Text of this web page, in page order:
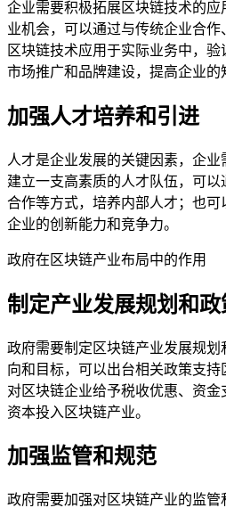
企业需要积极拓展区块链技术的
业机会，可以通过与传统企业合
区块链技术应用于实际业务中，
市场推广和品牌建设，提高企业的
加强人才培养和引进
人才是企业发展的关键因素，企业
建立一支高素质的人才队伍，可
合作等方式，培养内部人才；也
企业的创新能力和竞争力。
政府在区块链产业布局中的作用
制定产业发展规划和政
政府需要制定区块链产业发展规
向和目标，可以出台相关政策支持
对区块链企业给予税收优惠、资
资本投入区块链产业。
加强监管和规范
政府需要加强对区块链产业的监